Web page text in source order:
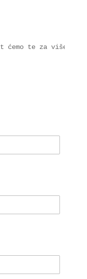
ćemo te za više